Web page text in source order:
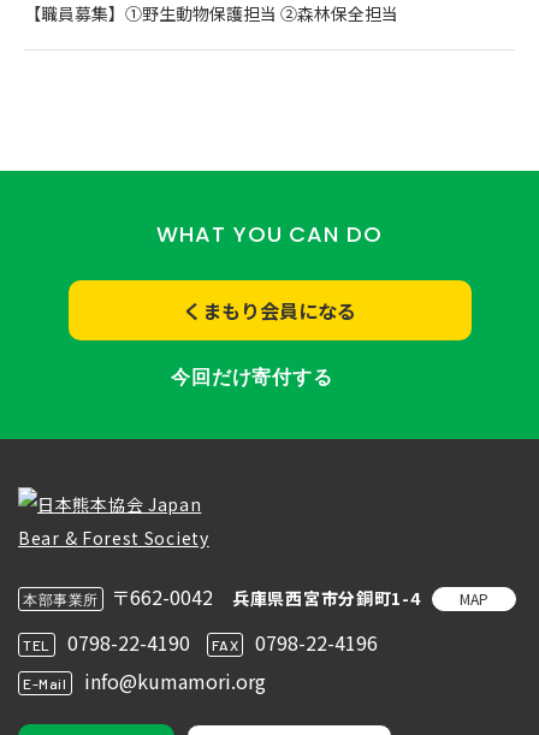
【職員募集】①野生動物保護担当 ②森林保全担当
WHAT YOU CAN DO
くまもり会員になる
今回だけ寄付する
本部事業所 〒662-0042 兵庫県西宮市分銅町1-4 MAP
TEL 0798-22-4190 FAX 0798-22-4196
E-Mail info@kumamori.org